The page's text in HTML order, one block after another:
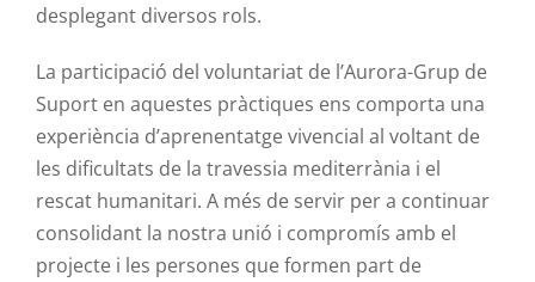
desplegant diversos rols.
La participació del voluntariat de l’Aurora-Grup de
Suport en aquestes pràctiques ens comporta una
experiència d’aprenentatge vivencial al voltant de
les dificultats de la travessia mediterrània i el
rescat humanitari. A més de servir per a continuar
consolidant la nostra unió i compromís amb el
projecte i les persones que formen part de